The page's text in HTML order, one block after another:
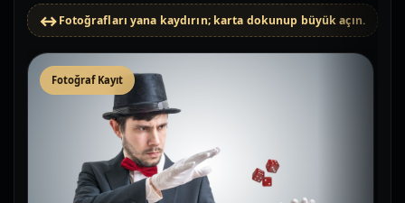
Fotoğrafları yana kaydırın; karta dokunup büyük açın.
Fotoğraf Kayıt